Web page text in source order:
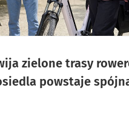
zielone trasy
powstaje